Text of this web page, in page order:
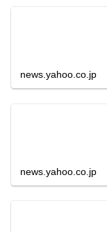
news.yahoo.co.jp
news.yahoo.co.jp